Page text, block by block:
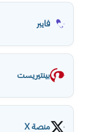
فايبر
بينتيريست
منصة X